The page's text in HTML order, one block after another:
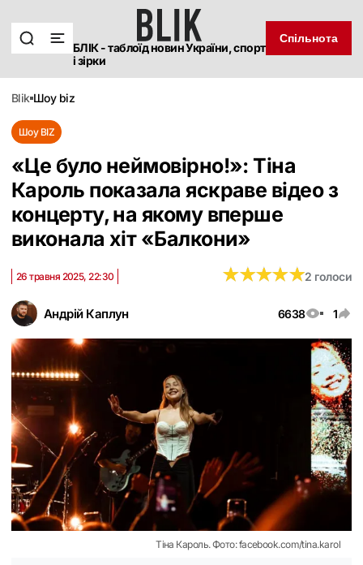
БЛІК - таблоїд новин України, спорт
і зірки
Спільнота
blik шоу biz
Шоу BIZ
«Це було неймовірно!»: Тіна
Кароль показала яскраве відео з
концерту, на якому вперше
виконала хіт «Балкони»
Андрій Каплун 6638 1
26 травня 2025, 22:30 ★★★★★
★★★★★2 голоси
Тіна Кароль. Фото: facebook.com/tina.karol